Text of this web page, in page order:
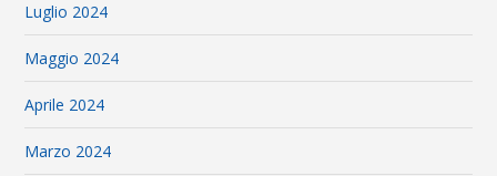
Luglio 2024
Maggio 2024
Aprile 2024
Marzo 2024